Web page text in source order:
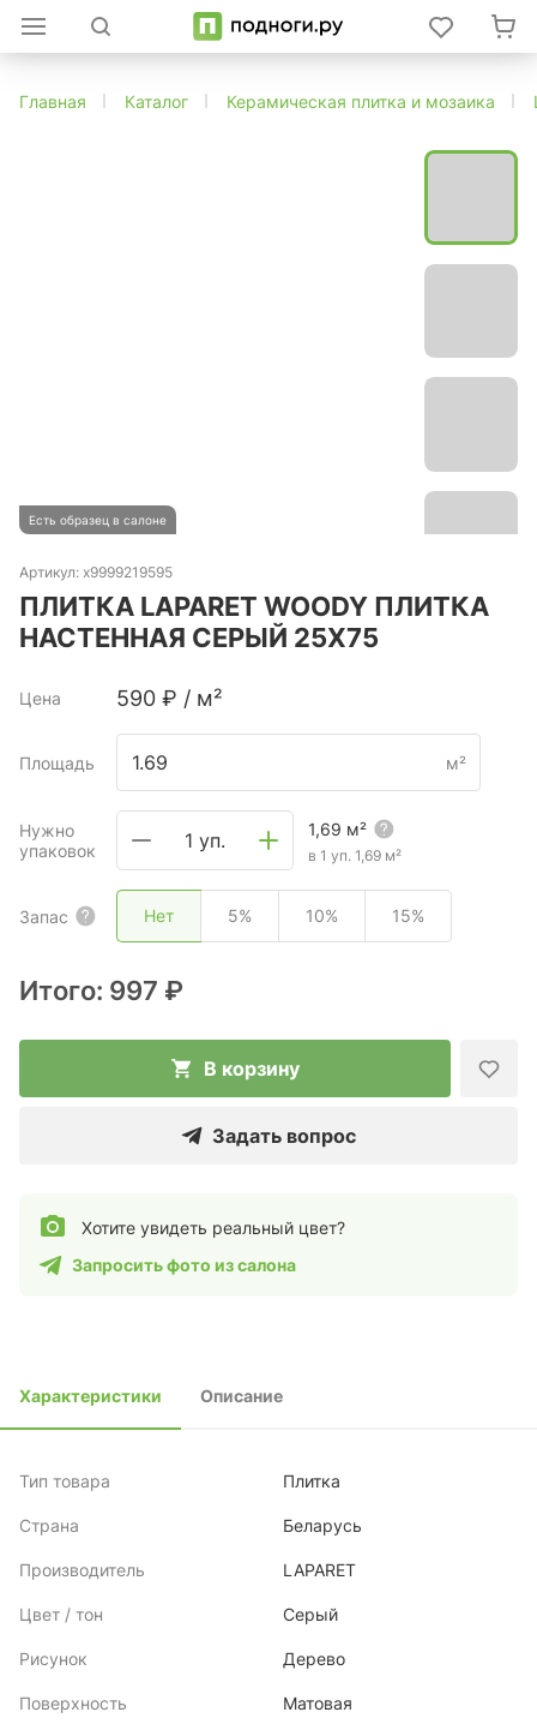
Главная Каталог Керамическая плитка и мозаика
Есть образец в салоне
Артикул: х9999219595
ПЛИТКА LAPARET WOODY ПЛИТКА
НАСТЕННАЯ СЕРЫЙ 25Х75
Цена 590 ₽ / м²
Площадь м²
Нужно
упаковок
1 уп. 1,69 м²
в 1 уп. 1,69 м²
Запас Нет 5% 10% 15%
Итого: 997 ₽
В корзину
Задать вопрос
Хотите увидеть реальный цвет?
Запросить фото из салона
Характеристики Описание
Тип товара Плитка
Страна Беларусь
Производитель LAPARET
Цвет / тон Серый
Рисунок Дерево
Поверхность Матовая